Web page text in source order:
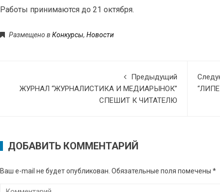
Работы принимаются до 21 октября.
Размещено в Конкурсы, Новости
Предыдущий
ЖУРНАЛ “ЖУРНАЛИСТИКА И МЕДИАРЫНОК”
СПЕШИТ К ЧИТАТЕЛЮ
ДОБАВИТЬ КОММЕНТАРИЙ
Ваш e-mail не будет опубликован. Обязательные поля помечены *